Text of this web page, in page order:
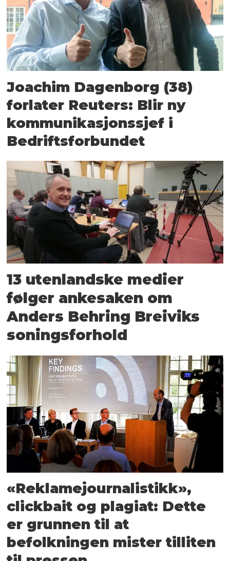
Joachim Dagenborg (38)
forlater Reuters: Blir ny
kommunikasjonssjef i
Bedriftsforbundet
13 utenlandske medier
følger ankesaken om
Anders Behring Breiviks
soningsforhold
«Reklamejournalistikk»,
clickbait og plagiat: Dette
er grunnen til at
befolkningen mister tilliten